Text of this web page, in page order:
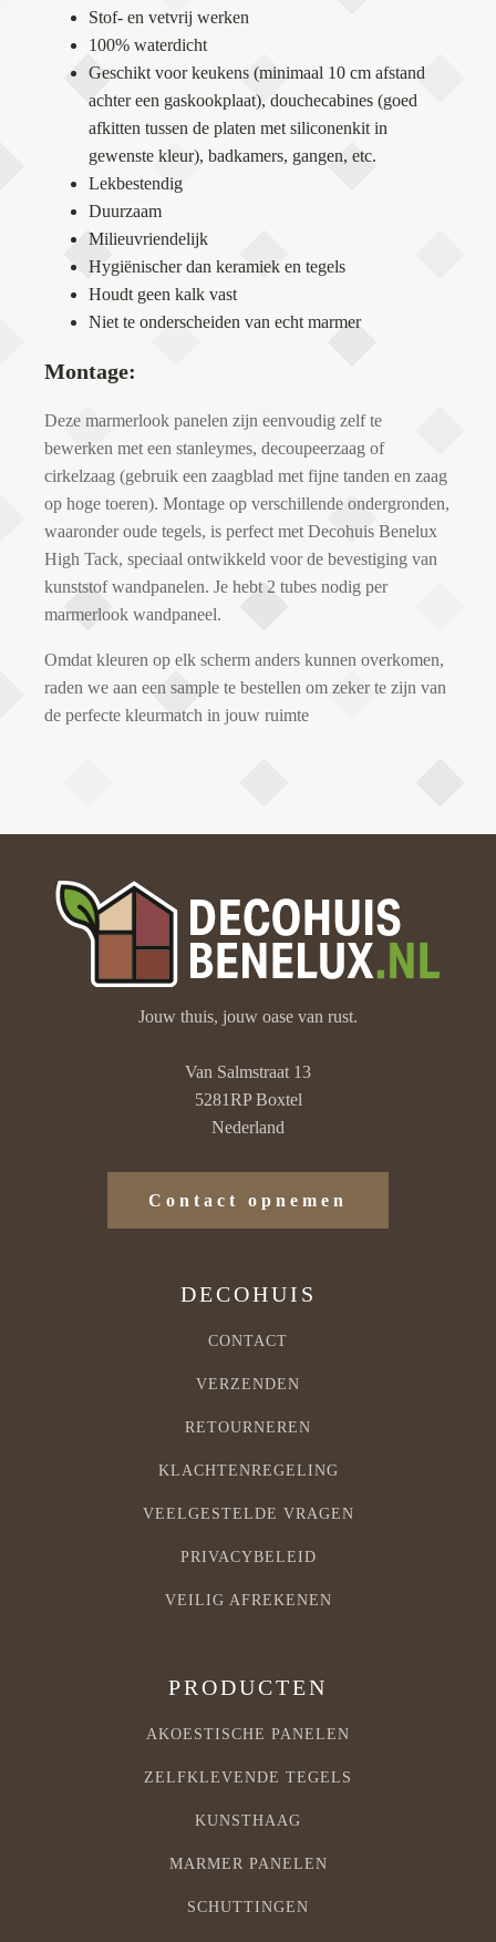
Stof- en vetvrij werken
100% waterdicht
Geschikt voor keukens (minimaal 10 cm afstand
achter een gaskookplaat), douchecabines (goed
afkitten tussen de platen met siliconenkit in
gewenste kleur), badkamers, gangen, etc.
Lekbestendig
Duurzaam
Milieuvriendelijk
Hygiënischer dan keramiek en tegels
Houdt geen kalk vast
Niet te onderscheiden van echt marmer
Montage:
Deze marmerlook panelen zijn eenvoudig zelf te
bewerken met een stanleymes, decoupeerzaag of
cirkelzaag (gebruik een zaagblad met fijne tanden en zaag
op hoge toeren). Montage op verschillende ondergronden,
waaronder oude tegels, is perfect met Decohuis Benelux
High Tack, speciaal ontwikkeld voor de bevestiging van
kunststof wandpanelen. Je hebt 2 tubes nodig per
marmerlook wandpaneel.
Omdat kleuren op elk scherm anders kunnen overkomen,
raden we aan een sample te bestellen om zeker te zijn van
de perfecte kleurmatch in jouw ruimte
Jouw thuis, jouw oase van rust.
Van Salmstraat 13
5281RP Boxtel
Nederland
Contact opnemen
DECOHUIS
CONTACT
VERZENDEN
RETOURNEREN
KLACHTENREGELING
VEELGESTELDE VRAGEN
PRIVACYBELEID
VEILIG AFREKENEN
PRODUCTEN
AKOESTISCHE PANELEN
ZELFKLEVENDE TEGELS
KUNSTHAAG
MARMER PANELEN
SCHUTTINGEN